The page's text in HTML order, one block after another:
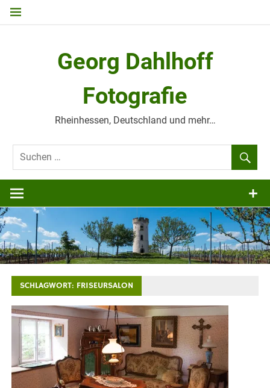
Zum
Georg Dahlhoff
Fotografie
Rheinhessen, Deutschland und mehr…
SCHLAGWORT: FRISEURSALON